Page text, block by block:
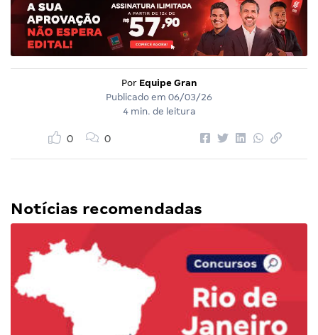
Por Equipe Gran
Publicado em 06/03/26
4 min. de leitura
0 0
Notícias recomendadas